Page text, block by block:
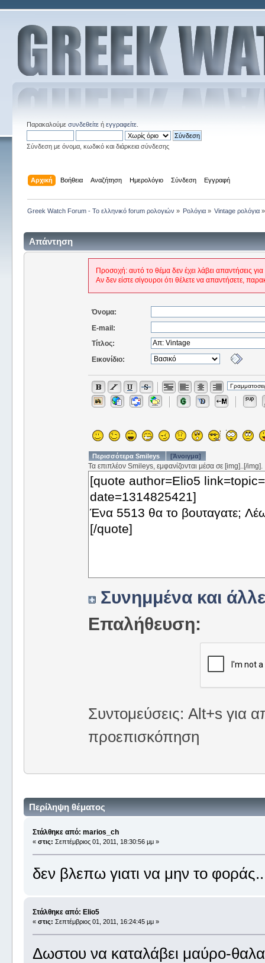
Παρακαλούμε συνδεθείτεή εγγραφείτε.
Σύνδεση με όνομα, κωδικό και διάρκεια σύνδεσης
Αρχική Βοήθεια Αναζήτηση Ημερολόγιο Σύνδεση Εγγραφή
Greek Watch Forum - Το ελληνικό forum ρολογιών » Ρολόγια » Vintage ρολόγια »
Απάντηση
Προσοχή: αυτό το θέμα δεν έχει λάβει απαντήσεις
Αν δεν είστε σίγουροι ότι θέλετε να απαντήσετε,
Όνομα:
E-mail:
Τίτλος:
Εικονίδιο:
Περισσότερα Smileys [Άνοιγμα]
Τα επιπλέον Smileys, εμφανίζονται μέσα σε [img]..[/img].
Συνημμένα και
Επαλήθευση:
Συντομεύσεις: Alt+s για
προεπισκόπηση
Περίληψη θέματος
Στάλθηκε από: marios_ch
« στις: Σεπτέμβριος 01, 2011, 18:30:56 μμ »
δεν βλεπω γιατι να μην το
Στάλθηκε από: Elio5
« στις: Σεπτέμβριος 01, 2011, 16:24:45 μμ »
Δωστου να καταλάβει μαύρο-